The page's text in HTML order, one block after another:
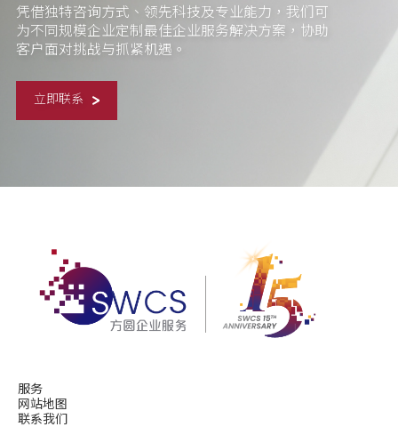
凭借独特咨询方式、领先科技及专业能力，我们可
为不同规模企业定制最佳企业服务解决方案，协助
客户面对挑战与抓紧机遇。
立即联系
服务
网站地图
联系我们